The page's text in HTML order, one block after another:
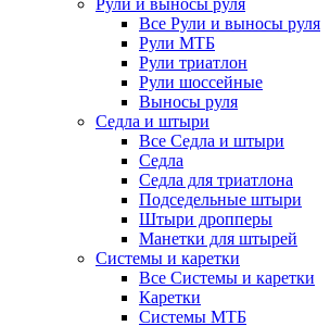
Рули и выносы руля
Все Рули и выносы руля
Рули МТБ
Рули триатлон
Рули шоссейные
Выносы руля
Седла и штыри
Все Седла и штыри
Седла
Седла для триатлона
Подседельные штыри
Штыри дропперы
Манетки для штырей
Системы и каретки
Все Системы и каретки
Каретки
Системы МТБ